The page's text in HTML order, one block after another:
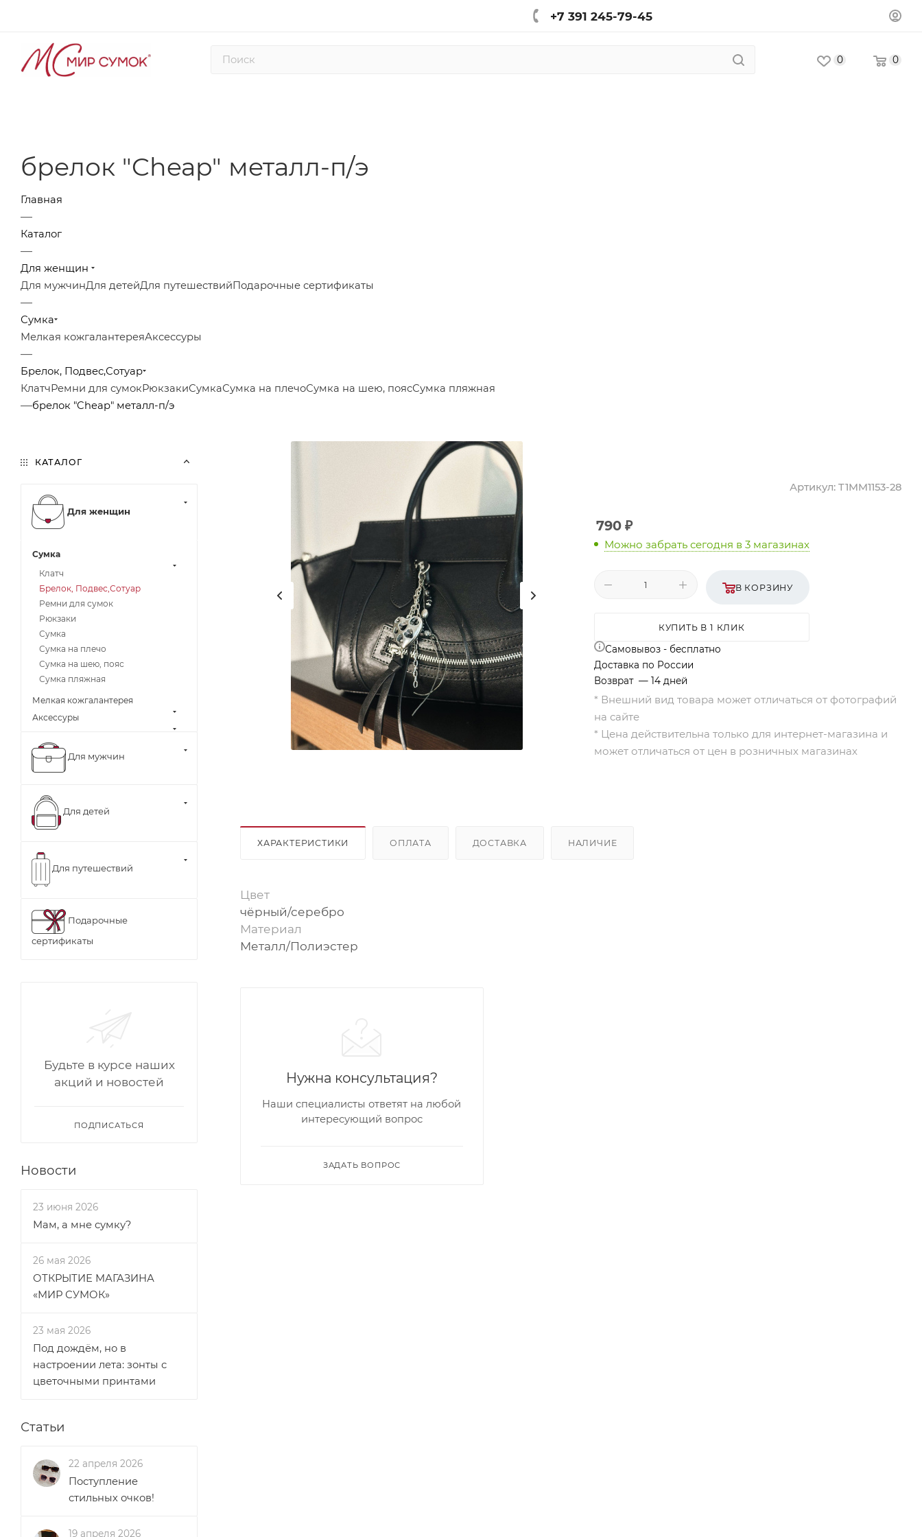
+7 391 245-79-45
0 0
брелок "Cheap" металл-п/э
Главная
—
Каталог
—
Для женщин
Для мужчинДля детейДля путешествийПодарочные сертификаты
—
Сумка
Мелкая кожгалантереяАксессуры
—
Брелок, Подвес,Сотуар
КлатчРемни для сумокРюкзакиСумкаСумка на плечоСумка на шею, поясСумка пляжная
—брелок "Cheap" металл-п/э
Артикул: T1MM1153-28
790₽
Можно забрать сегодня в 3 магазинах
В КОРЗИНУ
КУПИТЬ В 1 КЛИК
Самовывоз - бесплатно
Доставка по России
Возврат — 14 дней
* Внешний вид товара может отличаться от фотографий
на сайте
* Цена действительна только для интернет-магазина и
может отличаться от цен в розничных магазинах
ХАРАКТЕРИСТИКИ ОПЛАТА ДОСТАВКА НАЛИЧИЕ
Цвет
чёрный/серебро
Материал
Металл/Полиэстер
Нужна консультация?
Наши специалисты ответят на любой
интересующий вопрос
ЗАДАТЬ ВОПРОС
КАТАЛОГ
Для женщин
Сумка
Клатч
Брелок, Подвес,Сотуар
Ремни для сумок
Рюкзаки
Сумка
Сумка на плечо
Сумка на шею, пояс
Сумка пляжная
Мелкая кожгалантерея
Аксессуры
Для мужчин
Для детей
Для путешествий
Подарочные
сертификаты
Будьте в курсе наших
акций и новостей
ПОДПИСАТЬСЯ
Новости
23 июня 2026
Мам, а мне сумку?
26 мая 2026
ОТКРЫТИЕ МАГАЗИНА
«МИР СУМОК»
23 мая 2026
Под дождём, но в
настроении лета: зонты с
цветочными принтами
Статьи
22 апреля 2026
Поступление
стильных очков!
19 апреля 2026